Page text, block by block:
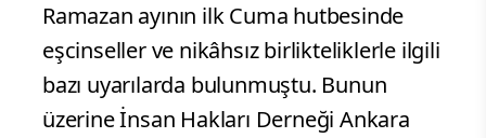
Ramazan ayının ilk Cuma hutbesinde
eşcinseller ve nikâhsız birlikteliklerle ilgili
bazı uyarılarda bulunmuştu. Bunun
üzerine İnsan Hakları Derneği Ankara